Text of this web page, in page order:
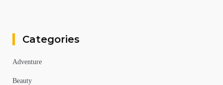
Categories
Adventure
Beauty